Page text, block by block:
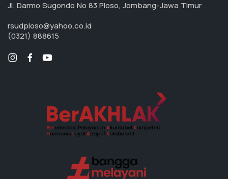
Jl. Darmo Sugondo No 83 Ploso, Jombang-Jawa Timur
rsudploso@yahoo.co.id
(0321) 888615